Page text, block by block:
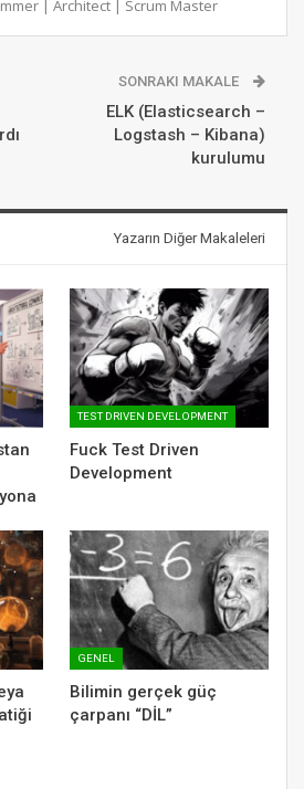
| Architect | Scrum Master
SONRAKI MAKALE
ELK (Elasticsearch –
Logstash – Kibana)
kurulumu
Yazarın Diğer Makaleleri
TEST DRIVEN DEVELOPMENT
Fuck Test Driven
Development
GENEL
Bilimin gerçek güç
çarpanı “DİL”